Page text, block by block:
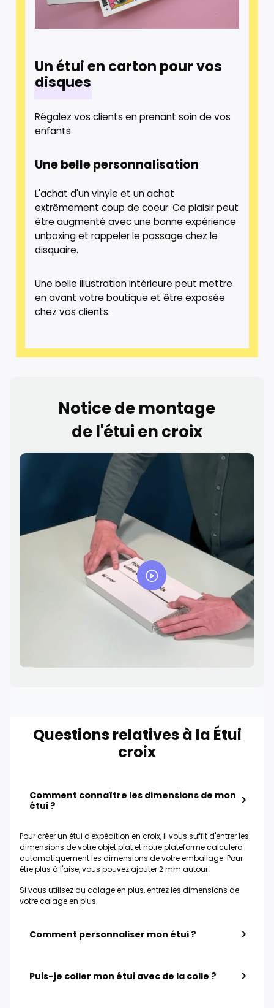
Un étui en carton pour vos
disques
Régalez vos clients en prenant soin de vos
enfants
Une belle personnalisation
L'achat d'un vinyle et un achat
extrêmement coup de coeur. Ce plaisir peut
être augmenté avec une bonne expérience
unboxing et rappeler le passage chez le
disquaire.
Une belle illustration intérieure peut mettre
en avant votre boutique et être exposée
chez vos clients.
Notice de montage
de l'étui en croix
Questions relatives à la Étui
croix
Comment connaître les dimensions de mon
étui ?
>
Pour créer un étui d'expédition en croix, il vous suffit d'entrer les
dimensions de votre objet plat et notre plateforme calculera
automatiquement les dimensions de votre emballage. Pour
être plus à l'aise, vous pouvez ajouter 2 mm autour.
Si vous utilisez du calage en plus, entrez les dimensions de
votre calage en plus.
Comment personnaliser mon étui ? >
Puis-je coller mon étui avec de la colle ? >